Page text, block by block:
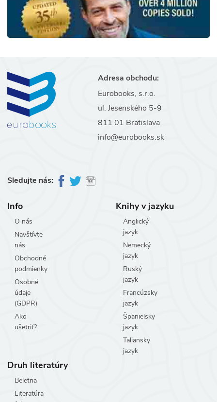
Adresa obchodu:
Eurobooks, s.r.o.
ul. Jesenského 5-9
811 01 Bratislava
info@eurobooks.sk
Sledujte nás:
Info
O nás
Navštívte
nás
Obchodné
podmienky
Osobné
údaje
(GDPR)
Ako
ušetriť?
Knihy v jazyku
Anglický
jazyk
Nemecký
jazyk
Ruský
jazyk
Francúzsky
jazyk
Španielsky
jazyk
Taliansky
jazyk
Druh literatúry
Beletria
Literatúra